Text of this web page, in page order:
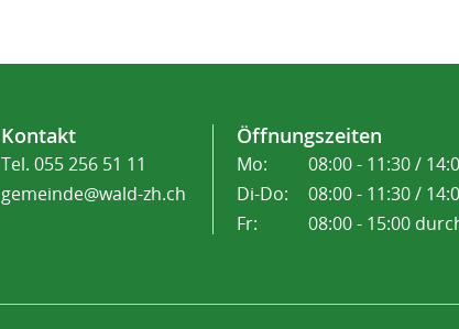
Kontakt
Tel. 055 256 51 11
gemeinde@wald-zh.ch
Öffnungszeiten
Mo:
08:00 - 11:30 /
Di-Do:
08:00 - 11:30 /
Fr:
08:00 - 15:00